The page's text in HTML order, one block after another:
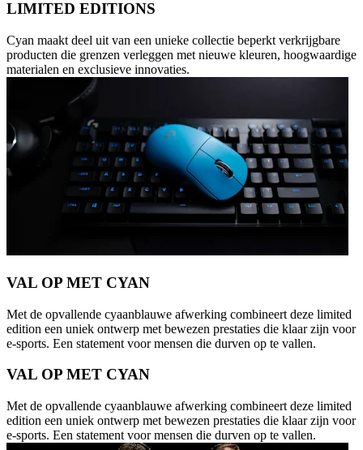
LIMITED EDITIONS
Cyan maakt deel uit van een unieke collectie beperkt verkrijgbare
producten die grenzen verleggen met nieuwe kleuren, hoogwaardige
materialen en exclusieve innovaties.
VAL OP MET CYAN
Met de opvallende cyaanblauwe afwerking combineert deze limited
edition een uniek ontwerp met bewezen prestaties die klaar zijn voor
e-sports. Een statement voor mensen die durven op te vallen.
VAL OP MET CYAN
Met de opvallende cyaanblauwe afwerking combineert deze limited
edition een uniek ontwerp met bewezen prestaties die klaar zijn voor
e-sports. Een statement voor mensen die durven op te vallen.